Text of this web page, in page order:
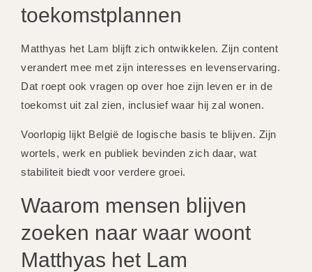
toekomstplannen
Matthyas het Lam blijft zich ontwikkelen. Zijn content
verandert mee met zijn interesses en levenservaring.
Dat roept ook vragen op over hoe zijn leven er in de
toekomst uit zal zien, inclusief waar hij zal wonen.
Voorlopig lijkt België de logische basis te blijven. Zijn
wortels, werk en publiek bevinden zich daar, wat
stabiliteit biedt voor verdere groei.
Waarom mensen blijven
zoeken naar waar woont
Matthyas het Lam